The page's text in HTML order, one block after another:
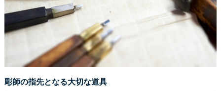
彫師の指先となる大切な道具